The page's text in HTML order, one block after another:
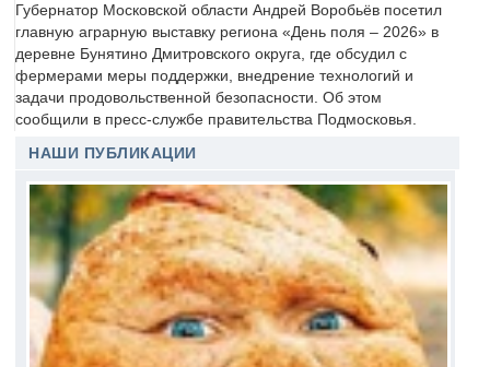
Губернатор Московской области Андрей Воробьёв посетил
главную аграрную выставку региона «День поля – 2026» в
деревне Бунятино Дмитровского округа, где обсудил с
фермерами меры поддержки, внедрение технологий и
задачи продовольственной безопасности. Об этом
сообщили в пресс-службе правительства Подмосковья.
НАШИ ПУБЛИКАЦИИ